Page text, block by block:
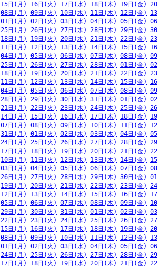
15日(月) 16日(火) 17日(水) 18日(木) 19日(金)
08日(月) 09日(火) 10日(水) 11日(木) 12日(金)
01日(月) 02日(火) 03日(水) 04日(木) 05日(金)
25日(月) 26日(火) 27日(水) 28日(木) 29日(金)
18日(月) 19日(火) 20日(水) 21日(木) 22日(金)
11日(月) 12日(火) 13日(水) 14日(木) 15日(金)
04日(月) 05日(火) 06日(水) 07日(木) 08日(金)
25日(月) 26日(火) 27日(水) 28日(木) 01日(金)
18日(月) 19日(火) 20日(水) 21日(木) 22日(金)
11日(月) 12日(火) 13日(水) 14日(木) 15日(金)
04日(月) 05日(火) 06日(水) 07日(木) 08日(金)
28日(月) 29日(火) 30日(水) 31日(木) 01日(金)
21日(月) 22日(火) 23日(水) 24日(木) 25日(金)
14日(月) 15日(火) 16日(水) 17日(木) 18日(金)
07日(月) 08日(火) 09日(水) 10日(木) 11日(金)
31日(月) 01日(火) 02日(水) 03日(木) 04日(金)
24日(月) 25日(火) 26日(水) 27日(木) 28日(金)
17日(月) 18日(火) 19日(水) 20日(木) 21日(金)
10日(月) 11日(火) 12日(水) 13日(木) 14日(金)
03日(月) 04日(火) 05日(水) 06日(木) 07日(金)
26日(月) 27日(火) 28日(水) 29日(木) 30日(金)
19日(月) 20日(火) 21日(水) 22日(木) 23日(金)
12日(月) 13日(火) 14日(水) 15日(木) 16日(金)
05日(月) 06日(火) 07日(水) 08日(木) 09日(金)
29日(月) 30日(火) 31日(水) 01日(木) 02日(金)
22日(月) 23日(火) 24日(水) 25日(木) 26日(金)
15日(月) 16日(火) 17日(水) 18日(木) 19日(金)
08日(月) 09日(火) 10日(水) 11日(木) 12日(金)
01日(月) 02日(火) 03日(水) 04日(木) 05日(金)
24日(月) 25日(火) 26日(水) 27日(木) 28日(金)
17日(月) 18日(火) 19日(水) 20日(木) 21日(金)